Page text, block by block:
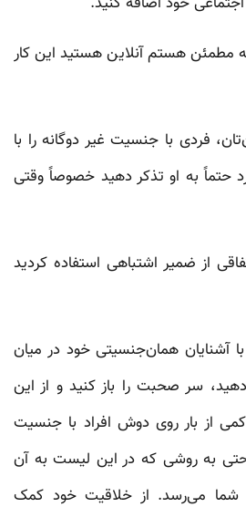
که مطمئن هستم آنلاین هستید این کار
فردی با جنسیت غیر دوگانه را با
حتماً به او تذکر دهید خصوصاً وقتی
از ضمیر اشتباهی استفاده کردید
با آشنایان همان‌جنسیتی خود در میان
سر صحبت را باز کنید و از این
از بار روی دوش افراد با جنسیت
حتی به روشی که در این لیست به آن
شما می‌رسد. از خلاقیت‌ خود کمک